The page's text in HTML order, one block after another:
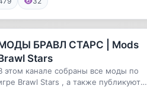
БРАВЛ СТАРС | Mods
Stars
этом канале собраны все моды по
Brawl Stars , а также публикуются